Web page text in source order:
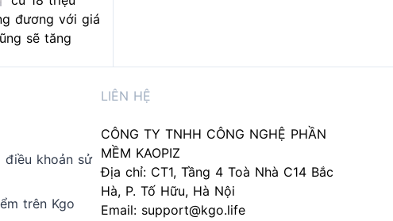
đương với giá
sẽ tăng
điều khoản sử
trên Kgo
LIÊN HỆ
CÔNG TY TNHH CÔNG NGHỆ PHẦN
MỀM KAOPIZ
Địa chỉ: CT1, Tầng 4 Toà Nhà C14 Bắc
Hà, P. Tố Hữu, Hà Nội
Email: support@kgo.life